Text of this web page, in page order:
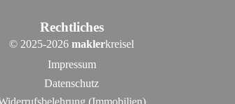
Rechtliches
© 2025-2026maklerkreisel
Impressum
Datenschutz